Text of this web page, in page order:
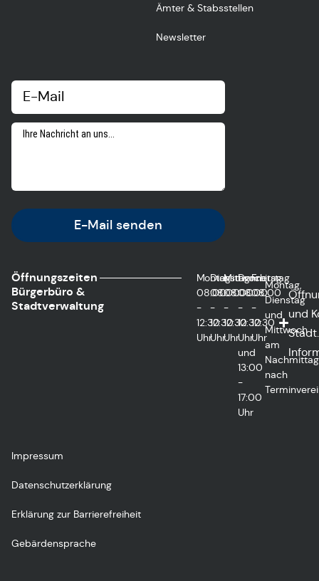
Ämter & Stabsstellen
Newsletter
E-Mail senden
Öffnungszeiten
Bürgerbüro &
Stadtverwaltung
Montag
08:00
-
12:30
Uhr
Dienstag
08:00
-
12:30
Uhr
Mittwoch
08:00
-
12:30
Uhr
Donnerstag
08:00
-
12:30
Uhr
und
13:00
-
17:00
Uhr
Freitag
08:00
-
12:30
Uhr
Montag,
Dienstag
und
Mittwoch
am
Nachmittag
nach
und
Impressum
Datenschutzerklärung
Erklärung zur Barrierefreiheit
Gebärdensprache